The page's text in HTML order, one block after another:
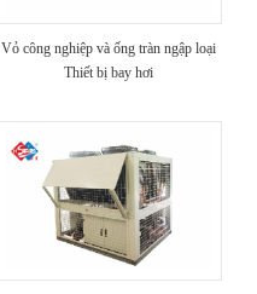
Vỏ công nghiệp và ống tràn ngập loại
Thiết bị bay hơi